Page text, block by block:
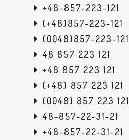
+48-857-223-121
(+48)857-223-121
(0048)857-223-121
48 857 223 121
+48 857 223 121
(+48) 857 223 121
(0048) 857 223 121
48-857-22-31-21
+48-857-22-31-21